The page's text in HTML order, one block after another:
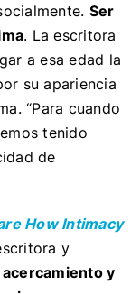
Ser
. La escritora
a esa edad la
su apariencia
“Para cuando
tenido
de
How Intimacy
y
acercamiento y